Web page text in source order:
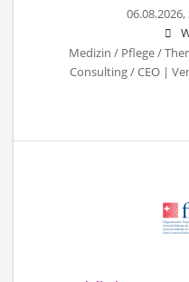
06.08.2026,
Medizin / Pflege /
Consulting / CEO |